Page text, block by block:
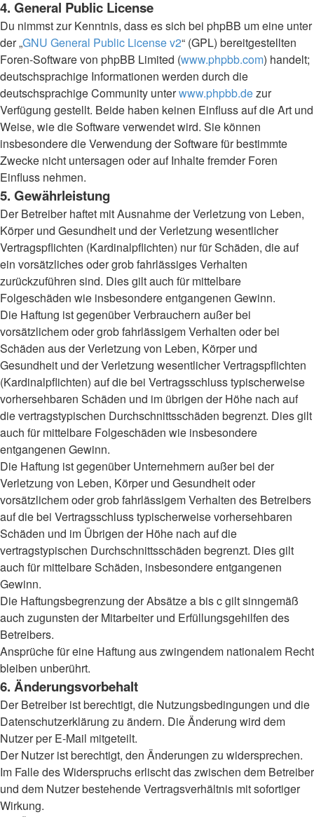
4. General Public License
Du nimmst zur Kenntnis, dass es sich bei phpBB um eine unter
der „GNU General Public License v2“ (GPL) bereitgestellten
Foren-Software von phpBB Limited (www.phpbb.com) handelt;
deutschsprachige Informationen werden durch die
deutschsprachige Community unterwww.phpbb.dezur
Verfügung gestellt. Beide haben keinen Einfluss auf die Art und
Weise, wie die Software verwendet wird. Sie können
insbesondere die Verwendung der Software für bestimmte
Zwecke nicht untersagen oder auf Inhalte fremder Foren
Einfluss nehmen.
5. Gewährleistung
Der Betreiber haftet mit Ausnahme der Verletzung von Leben,
Körper und Gesundheit und der Verletzung wesentlicher
Vertragspflichten (Kardinalpflichten) nur für Schäden, die auf
ein vorsätzliches oder grob fahrlässiges Verhalten
zurückzuführen sind. Dies gilt auch für mittelbare
Folgeschäden wie insbesondere entgangenen Gewinn.
Die Haftung ist gegenüber Verbrauchern außer bei
vorsätzlichem oder grob fahrlässigem Verhalten oder bei
Schäden aus der Verletzung von Leben, Körper und
Gesundheit und der Verletzung wesentlicher Vertragspflichten
(Kardinalpflichten) auf die bei Vertragsschluss typischerweise
vorhersehbaren Schäden und im übrigen der Höhe nach auf
die vertragstypischen Durchschnittsschäden begrenzt. Dies gilt
auch für mittelbare Folgeschäden wie insbesondere
entgangenen Gewinn.
Die Haftung ist gegenüber Unternehmern außer bei der
Verletzung von Leben, Körper und Gesundheit oder
vorsätzlichem oder grob fahrlässigem Verhalten des Betreibers
auf die bei Vertragsschluss typischerweise vorhersehbaren
Schäden und im Übrigen der Höhe nach auf die
vertragstypischen Durchschnittsschäden begrenzt. Dies gilt
auch für mittelbare Schäden, insbesondere entgangenen
Gewinn.
Die Haftungsbegrenzung der Absätze a bis c gilt sinngemäß
auch zugunsten der Mitarbeiter und Erfüllungsgehilfen des
Betreibers.
Ansprüche für eine Haftung aus zwingendem nationalem Recht
bleiben unberührt.
6. Änderungsvorbehalt
Der Betreiber ist berechtigt, die Nutzungsbedingungen und die
Datenschutzerklärung zu ändern. Die Änderung wird dem
Nutzer per E-Mail mitgeteilt.
Der Nutzer ist berechtigt, den Änderungen zu widersprechen.
Im Falle des Widerspruchs erlischt das zwischen dem Betreiber
und dem Nutzer bestehende Vertragsverhältnis mit sofortiger
Wirkung.